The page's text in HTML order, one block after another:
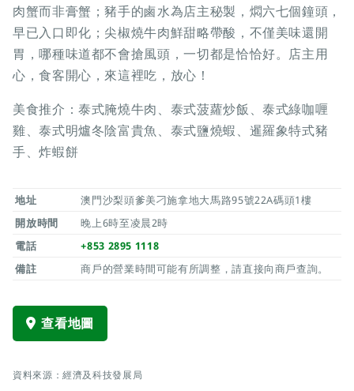
肉蟹而非膏蟹；豬手的鹵水為店主秘製，燜六七個鐘頭，
早已入口即化；尖椒燒牛肉鮮甜略帶酸，不僅美味還開
胃，哪種味道都不會搶風頭，一切都是恰恰好。店主用
心，食客開心，來這裡吃，放心！
美食推介：泰式腌燒牛肉、泰式菠蘿炒飯、泰式綠咖喱
雞、泰式明爐冬陰富貴魚、泰式鹽燒蝦、暹羅象特式豬
手、炸蝦餅
地址
澳門沙梨頭爹美刁施拿地大馬路95號22A碼頭1樓
開放時間
晚上6時至凌晨2時
電話
+853 2895 1118
備註
商戶的營業時間可能有所調整，請直接向商戶查詢。
查看地圖
資料來源：經濟及科技發展局